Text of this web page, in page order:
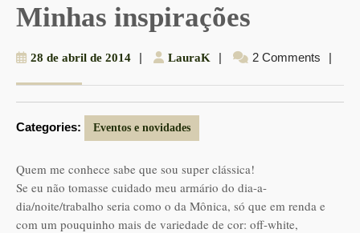
Minhas inspirações
28 de abril de 201428
2014
| LauraK LauraK
| 2 Comments |
Categories: Eventos e novidades
Quem me conhece sabe que sou super clássica!
Se eu não tomasse cuidado meu armário do dia-a-
dia/noite/trabalho seria como o da Mônica, só que em renda e
com um pouquinho mais de variedade de cor: off-white,